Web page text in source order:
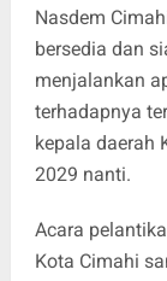
Nasdem
bersedia dan
menjalankan
terhadapnya
kepala daerah
2029 nanti.
Acara
Kota Cimahi